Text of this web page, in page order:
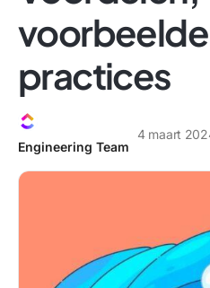
practices
Engineering Team
4 maart